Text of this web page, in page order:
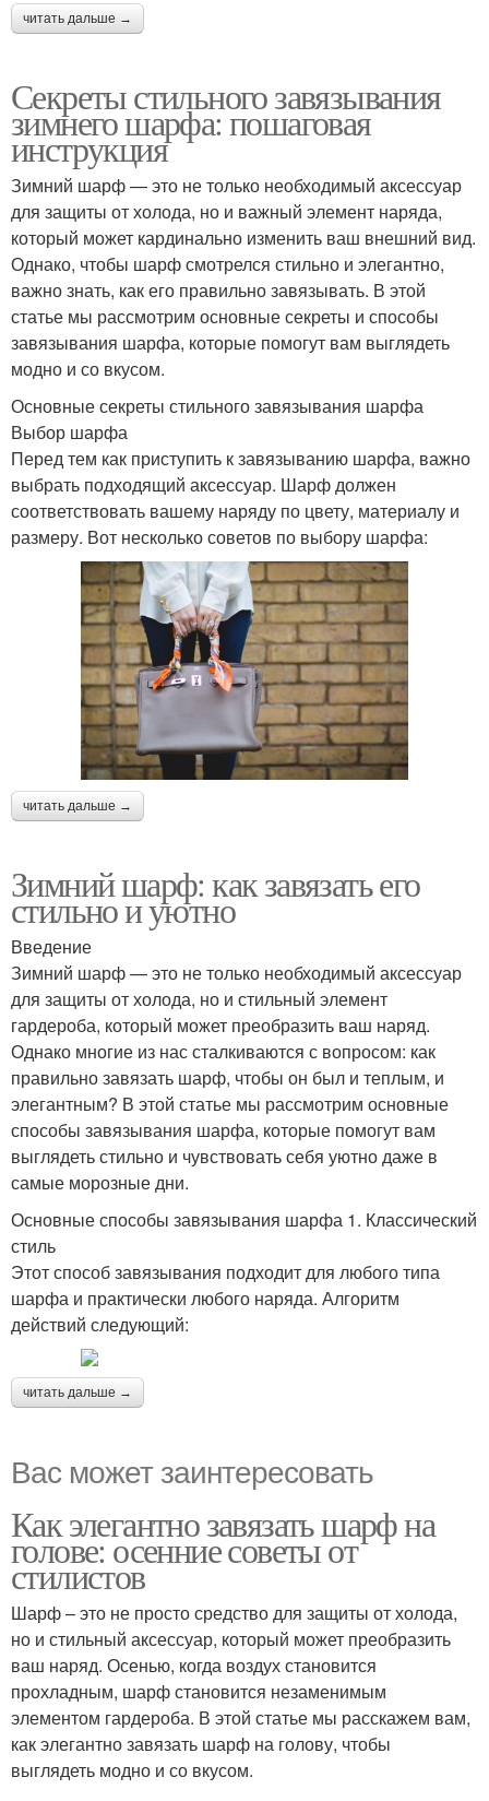
читать дальше →
Секреты стильного завязывания
зимнего шарфа: пошаговая
инструкция
Зимний шарф — это не только необходимый аксессуар
для защиты от холода, но и важный элемент наряда,
который может кардинально изменить ваш внешний вид.
Однако, чтобы шарф смотрелся стильно и элегантно,
важно знать, как его правильно завязывать. В этой
статье мы рассмотрим основные секреты и способы
завязывания шарфа, которые помогут вам выглядеть
модно и со вкусом.
Основные секреты стильного завязывания шарфа
Выбор шарфа
Перед тем как приступить к завязыванию шарфа, важно
выбрать подходящий аксессуар. Шарф должен
соответствовать вашему наряду по цвету, материалу и
размеру. Вот несколько советов по выбору шарфа:
читать дальше →
Зимний шарф: как завязать его
стильно и уютно
Введение
Зимний шарф — это не только необходимый аксессуар
для защиты от холода, но и стильный элемент
гардероба, который может преобразить ваш наряд.
Однако многие из нас сталкиваются с вопросом: как
правильно завязать шарф, чтобы он был и теплым, и
элегантным? В этой статье мы рассмотрим основные
способы завязывания шарфа, которые помогут вам
выглядеть стильно и чувствовать себя уютно даже в
самые морозные дни.
Основные способы завязывания шарфа 1. Классический
стиль
Этот способ завязывания подходит для любого типа
шарфа и практически любого наряда. Алгоритм
действий следующий:
читать дальше →
Вас может заинтересовать
Как элегантно завязать шарф на
голове: осенние советы от
стилистов
Шарф – это не просто средство для защиты от холода,
но и стильный аксессуар, который может преобразить
ваш наряд. Осенью, когда воздух становится
прохладным, шарф становится незаменимым
элементом гардероба. В этой статье мы расскажем вам,
как элегантно завязать шарф на голову, чтобы
выглядеть модно и со вкусом.